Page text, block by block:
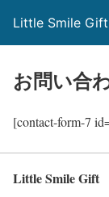
Little Smile Gift
お問い合
[contact-form-7
Little Smile Gift